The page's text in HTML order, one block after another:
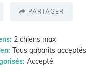
PARTAGER
2 chiens max
Tous gabarits acceptés
Accepté